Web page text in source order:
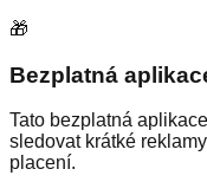
🎁
Bezplatná
Tato bezplatná
sledovat krátké
placení.